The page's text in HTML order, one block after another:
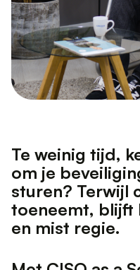
Te weinig tijd, k
om je beveiligin
sturen? Terwijl
toeneemt, blijf
en mist regie.